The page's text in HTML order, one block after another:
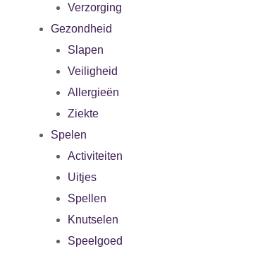
Verzorging
Gezondheid
Slapen
Veiligheid
Allergieën
Ziekte
Spelen
Activiteiten
Uitjes
Spellen
Knutselen
Speelgoed